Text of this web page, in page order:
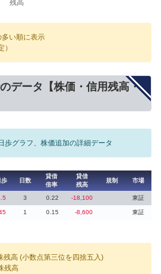
い順に表示
データ【株価・信用残高・
歩グラフ、株価追加の詳細データ
歩 日数
貸借
倍率
貸借
残高
規制 市場
3 0.22 -18,100 東証
1 0.15 -8,600 東証
残高 (小数点第三位を四捨五入)
残高